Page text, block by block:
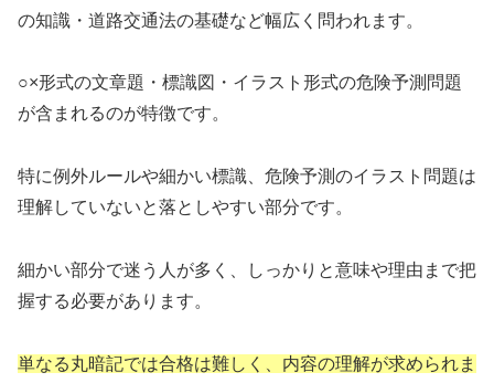
の知識・道路交通法の基礎など幅広く問われます。
○×形式の文章題・標識図・イラスト形式の危険予測問題
が含まれるのが特徴です。
特に例外ルールや細かい標識、危険予測のイラスト問題は
理解していないと落としやすい部分です。
細かい部分で迷う人が多く、しっかりと意味や理由まで把
握する必要があります。
単なる丸暗記では合格は難しく、内容の理解が求められま